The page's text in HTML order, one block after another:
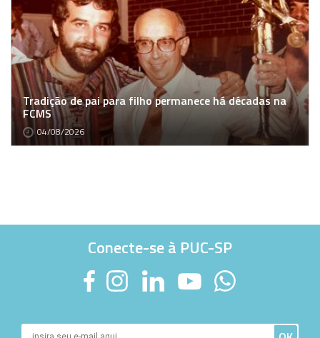
Tradição de pai para filho permanece há décadas na
FCMS
04/08/2026
Conecte-se à PUC-SP